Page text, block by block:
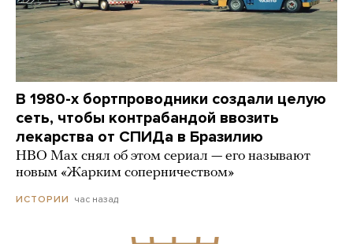
В 1980-х бортпроводники создали целую
сеть, чтобы контрабандой ввозить
лекарства от СПИДа в Бразилию
HBO Max снял об этом сериал — его называют
новым «Жарким соперничеством»
ИСТОРИИ час назад